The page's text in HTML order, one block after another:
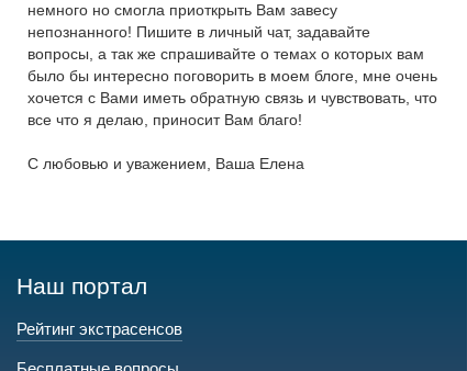
немного но смогла приоткрыть Вам завесу
непознанного! Пишите в личный чат, задавайте
вопросы, а так же спрашивайте о темах о которых вам
было бы интересно поговорить в моем блоге, мне очень
хочется с Вами иметь обратную связь и чувствовать, что
все что я делаю, приносит Вам благо!
С любовью и уважением, Ваша Елена
Наш портал
Рейтинг экстрасенсов